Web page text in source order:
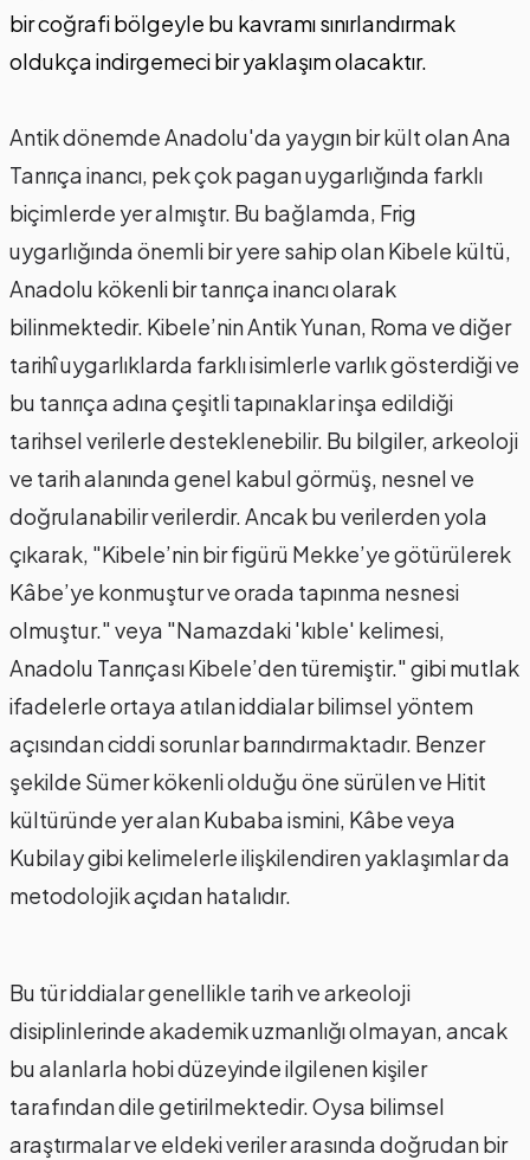
bir coğrafi bölgeyle bu kavramı sınırlandırmak
oldukça indirgemeci bir yaklaşım olacaktır.
Antik dönemde Anadolu'da yaygın bir kült olan Ana
Tanrıça inancı, pek çok pagan uygarlığında farklı
biçimlerde yer almıştır. Bu bağlamda, Frig
uygarlığında önemli bir yere sahip olan Kibele kültü,
Anadolu kökenli bir tanrıça inancı olarak
bilinmektedir. Kibele’nin Antik Yunan, Roma ve diğer
tarihî uygarlıklarda farklı isimlerle varlık gösterdiği ve
bu tanrıça adına çeşitli tapınaklar inşa edildiği
tarihsel verilerle desteklenebilir. Bu bilgiler, arkeoloji
ve tarih alanında genel kabul görmüş, nesnel ve
doğrulanabilir verilerdir. Ancak bu verilerden yola
çıkarak, "Kibele’nin bir figürü Mekke’ye götürülerek
Kâbe’ye konmuştur ve orada tapınma nesnesi
olmuştur." veya "Namazdaki 'kıble' kelimesi,
Anadolu Tanrıçası Kibele’den türemiştir." gibi mutlak
ifadelerle ortaya atılan iddialar bilimsel yöntem
açısından ciddi sorunlar barındırmaktadır. Benzer
şekilde Sümer kökenli olduğu öne sürülen ve Hitit
kültüründe yer alan Kubaba ismini, Kâbe veya
Kubilay gibi kelimelerle ilişkilendiren yaklaşımlar da
metodolojik açıdan hatalıdır.
Bu tür iddialar genellikle tarih ve arkeoloji
disiplinlerinde akademik uzmanlığı olmayan, ancak
bu alanlarla hobi düzeyinde ilgilenen kişiler
tarafından dile getirilmektedir. Oysa bilimsel
araştırmalar ve eldeki veriler arasında doğrudan bir